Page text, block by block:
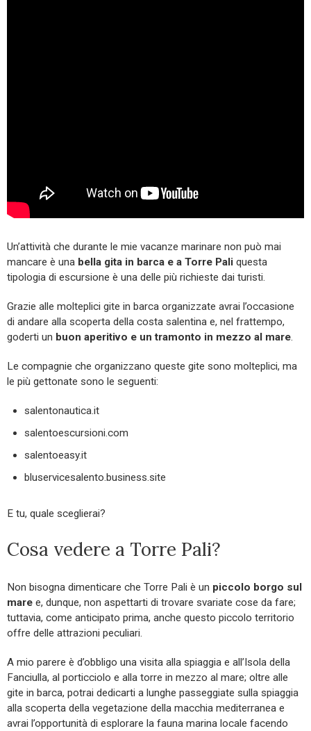
Un’attività che durante le mie vacanze marinare non può mai
mancare è una bella gita in barca e a Torre Pali questa
tipologia di escursione è una delle più richieste dai turisti.
Grazie alle molteplici gite in barca organizzate avrai l’occasione
di andare alla scoperta della costa salentina e, nel frattempo,
goderti un buon aperitivo e un tramonto in mezzo al mare.
Le compagnie che organizzano queste gite sono molteplici, ma
le più gettonate sono le seguenti:
salentonautica.it
salentoescursioni.com
salentoeasy.it
bluservicesalento.business.site
E tu, quale sceglierai?
Cosa vedere a Torre Pali?
Non bisogna dimenticare che Torre Pali è un piccolo borgo sul
mare e, dunque, non aspettarti di trovare svariate cose da fare;
tuttavia, come anticipato prima, anche questo piccolo territorio
offre delle attrazioni peculiari.
A mio parere è d’obbligo una visita alla spiaggia e all’Isola della
Fanciulla, al porticciolo e alla torre in mezzo al mare; oltre alle
gite in barca, potrai dedicarti a lunghe passeggiate sulla spiaggia
alla scoperta della vegetazione della macchia mediterranea e
avrai l’opportunità di esplorare la fauna marina locale facendo